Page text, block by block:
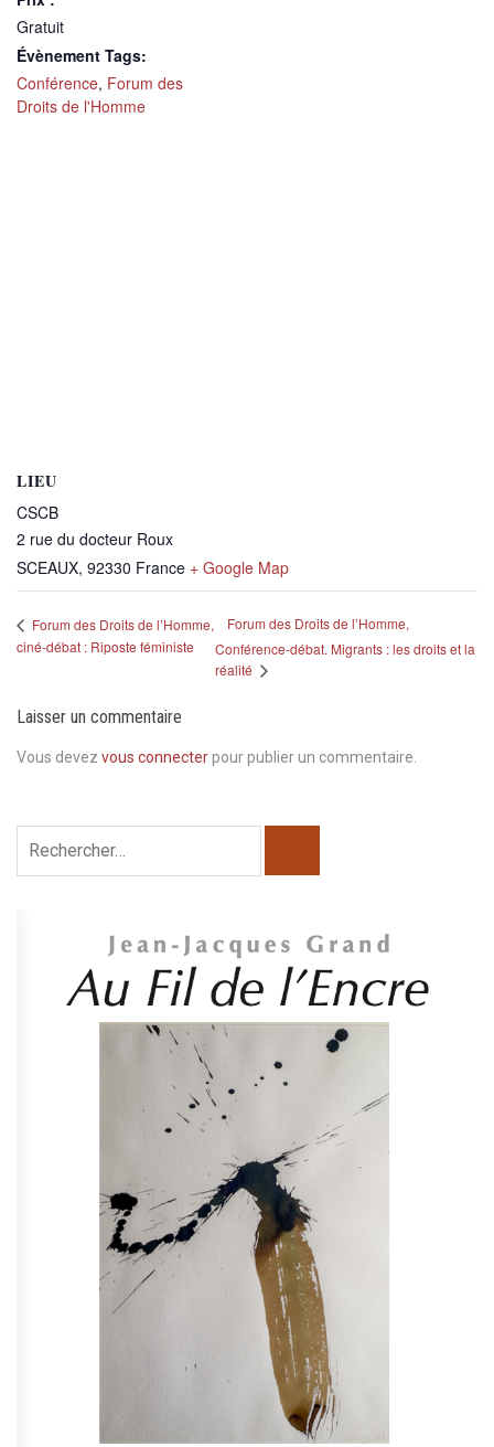
Gratuit
Évènement Tags:
Conférence, Forum des
Droits de l'Homme
LIEU
CSCB
2 rue du docteur Roux
SCEAUX, 92330 France + Google Map
Forum des Droits de l’Homme,
ciné-débat : Riposte féministe
Forum des Droits de l’Homme,
Conférence-débat. Migrants : les droits et la
réalité
Laisser un commentaire
Vous devez vous connecterpour publier un commentaire.